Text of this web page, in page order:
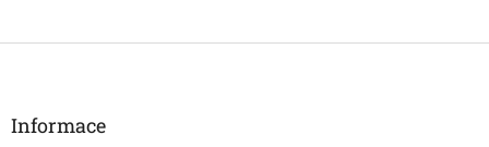
Z
Informace